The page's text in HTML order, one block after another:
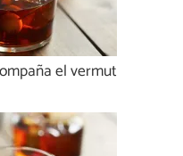
el vermut